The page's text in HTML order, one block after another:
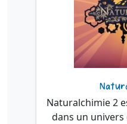
Naturalchimie 2
dans un univers